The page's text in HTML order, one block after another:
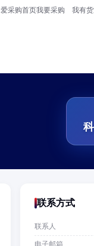
爱采购首页我要采购 我有
联系方式
联系人
电子邮箱